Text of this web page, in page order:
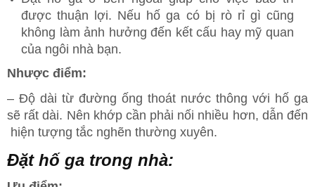
được thuận lợi. Nếu hố ga có bị rò rỉ gì cũng
không làm ảnh hưởng đến kết cấu hay mỹ quan
của ngôi nhà bạn.
Nhược điểm:
– Độ dài từ đường ống thoát nước thông với hố ga
sẽ rất dài. Nên khớp cần phải nối nhiều hơn, dẫn đến
hiện tượng tắc nghẽn thường xuyên.
Đặt hố ga trong nhà: